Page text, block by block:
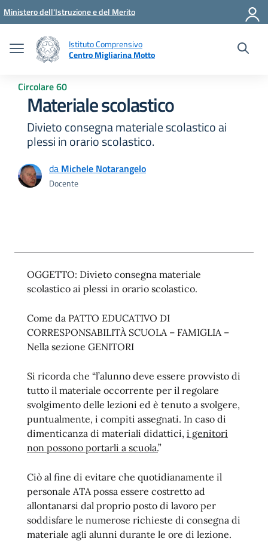
Vai ai contenuti
Vai al menu di navigazione
Vai al footer
Ministero dell'Istruzione e del Merito
Istituto Comprensivo
Centro Migliarina Motto
Circolare 60
Materiale scolastico
Divieto consegna materiale scolastico ai
plessi in orario scolastico.
da Michele Notarangelo
Docente
OGGETTO: Divieto consegna materiale
scolastico ai plessi in orario scolastico.
Come da PATTO EDUCATIVO DI
CORRESPONSABILITÀ SCUOLA – FAMIGLIA –
Nella sezione GENITORI
Si ricorda che “l’alunno deve essere provvisto di
tutto il materiale occorrente per il regolare
svolgimento delle lezioni ed è tenuto a svolgere,
puntualmente, i compiti assegnati. In caso di
dimenticanza di materiali didattici, i genitori
non possono portarli a scuola.”
Ciò al fine di evitare che quotidianamente il
personale ATA possa essere costretto ad
allontanarsi dal proprio posto di lavoro per
soddisfare le numerose richieste di consegna di
materiale agli alunni durante le ore di lezione.